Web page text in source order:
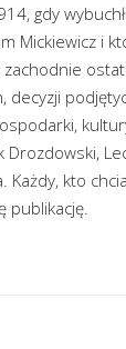
gdy
Mickiewicz i
kto
publikację.